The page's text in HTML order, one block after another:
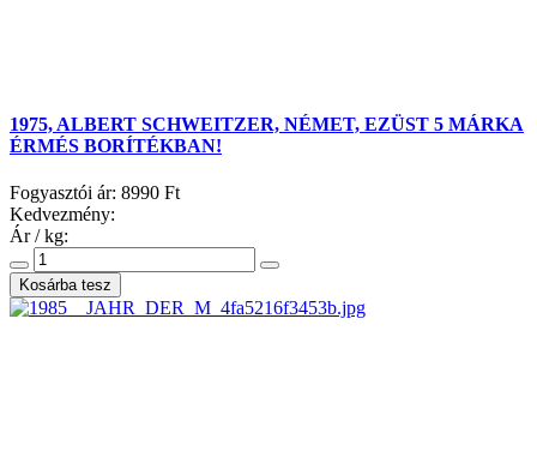
1975, ALBERT SCHWEITZER, NÉMET, EZÜST 5 MÁRKA
ÉRMÉS BORÍTÉKBAN!
Fogyasztói ár: 8990 Ft
Kedvezmény:
Ár / kg: